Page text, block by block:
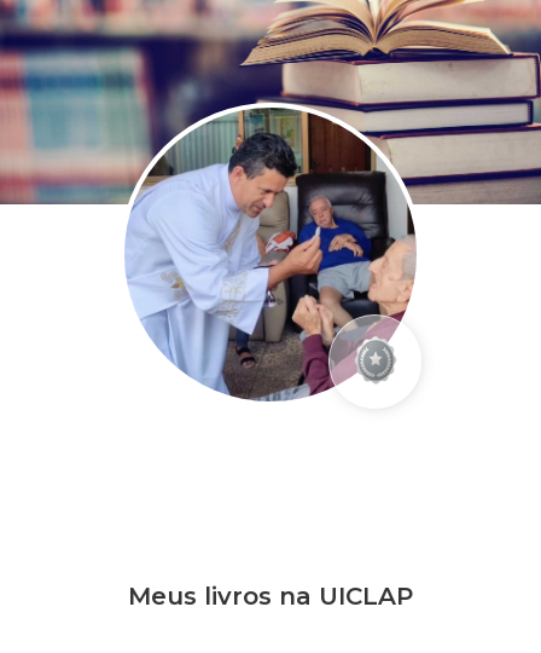
Meus livros na UICLAP